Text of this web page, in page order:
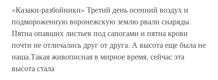
«Казаки-разбойники» Третий день осенний воздух и
подмороженную воронежскую землю рвали снаряды.
Пятна опавших листьев под сапогами и пятна крови
почти не отличались друг от друга. А высота еще была не
наша.Такая живописная в мирное время, сейчас эта
высота стала